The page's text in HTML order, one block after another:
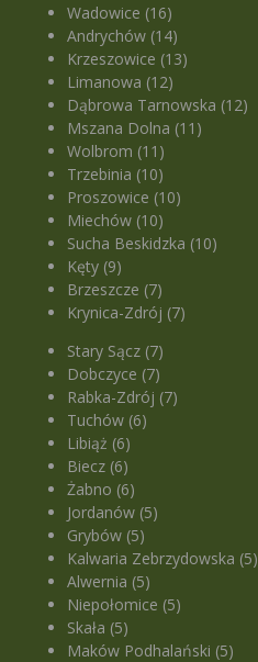
Wadowice (16)
Andrychów (14)
Krzeszowice (13)
Limanowa (12)
Dąbrowa Tarnowska (12)
Mszana Dolna (11)
Wolbrom (11)
Trzebinia (10)
Proszowice (10)
Miechów (10)
Sucha Beskidzka (10)
Kęty (9)
Brzeszcze (7)
Krynica-Zdrój (7)
Stary Sącz (7)
Dobczyce (7)
Rabka-Zdrój (7)
Tuchów (6)
Libiąż (6)
Biecz (6)
Żabno (6)
Jordanów (5)
Grybów (5)
Kalwaria Zebrzydowska (5)
Alwernia (5)
Niepołomice (5)
Skała (5)
Maków Podhalański (5)